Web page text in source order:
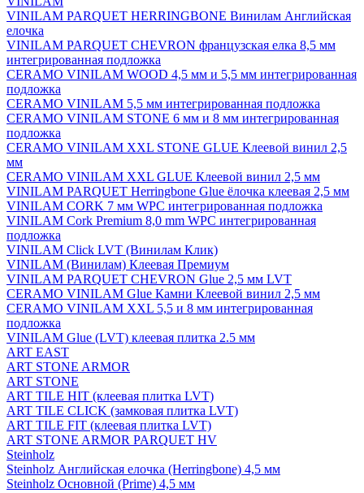
VINILAM PARQUET HERRINGBONE Винилам Английская
елочка
VINILAM PARQUET CHEVRON французская елка 8,5 мм
интегрированная подложка
CERAMO VINILAM WOOD 4,5 мм и 5,5 мм интегрированная
подложка
CERAMO VINILAM 5,5 мм интегрированная подложка
CERAMO VINILAM STONE 6 мм и 8 мм интегрированная
подложка
CERAMO VINILAM XXL STONE GLUE Клеевой винил 2,5
мм
CERAMO VINILAM XXL GLUE Клеевой винил 2,5 мм
VINILAM PARQUET Herringbone Glue ёлочка клеевая 2,5 мм
VINILAM CORK 7 мм WPC интегрированная подложка
VINILAM Cork Premium 8,0 mm WPC интегрированная
подложка
VINILAM Click LVT (Винилам Клик)
VINILAM (Винилам) Клеевая Премиум
VINILAM PARQUET CHEVRON Glue 2,5 мм LVT
CERAMO VINILAM Glue Камни Клеевой винил 2,5 мм
CERAMO VINILAM XXL 5,5 и 8 мм интегрированная
подложка
VINILAM Glue (LVT) клеевая плитка 2.5 мм
ART EAST
ART STONE ARMOR
ART STONE
ART TILE HIT (клеевая плитка LVT)
ART TILE CLICK (замковая плитка LVT)
ART TILE FIT (клеевая плитка LVT)
ART STONE ARMOR PARQUET HV
Steinholz
Steinholz Английская елочка (Herringbone) 4,5 мм
Steinholz Основной (Prime) 4,5 мм